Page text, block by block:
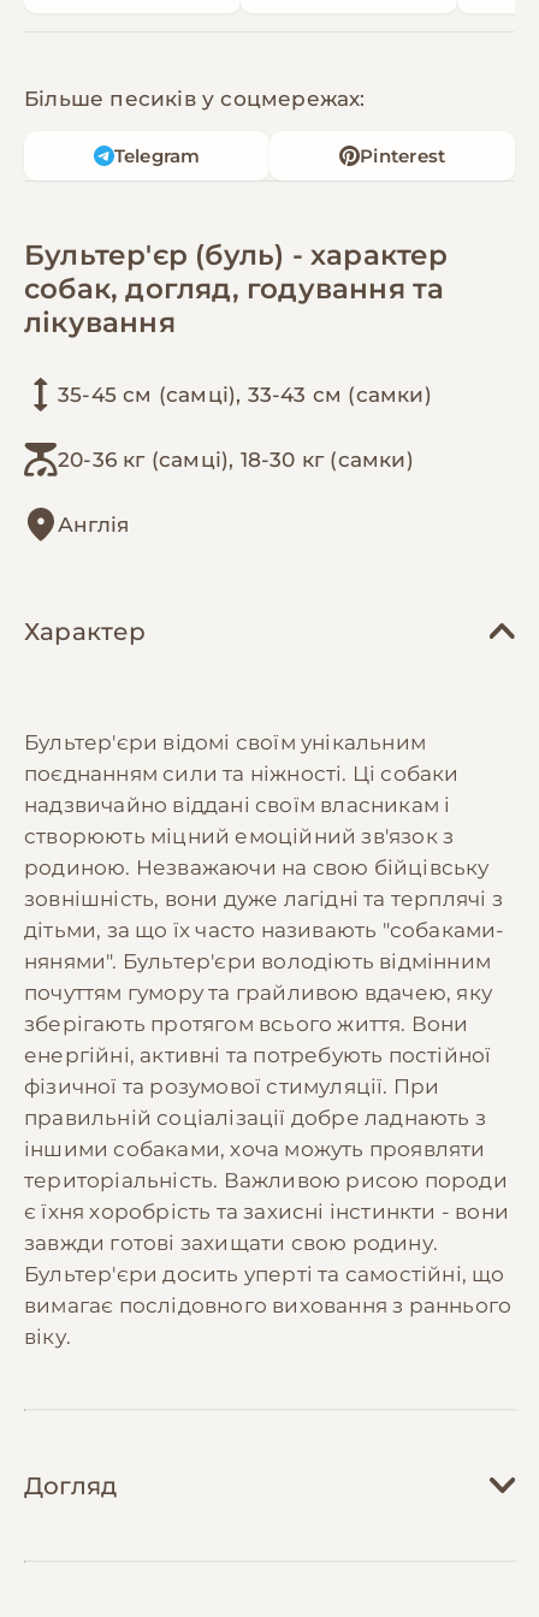
Більше песиків у соцмережах:
Telegram Pinterest
Бультер'єр (буль) - характер
собак, догляд, годування та
лікування
35-45 см (самці), 33-43 см (самки)
20-36 кг (самці), 18-30 кг (самки)
Англія
Характер
Бультер'єри відомі своїм унікальним
поєднанням сили та ніжності. Ці собаки
надзвичайно віддані своїм власникам і
створюють міцний емоційний зв'язок з
родиною. Незважаючи на свою бійцівську
зовнішність, вони дуже лагідні та терплячі з
дітьми, за що їх часто називають "собаками-
нянями". Бультер'єри володіють відмінним
почуттям гумору та грайливою вдачею, яку
зберігають протягом всього життя. Вони
енергійні, активні та потребують постійної
фізичної та розумової стимуляції. При
правильній соціалізації добре ладнають з
іншими собаками, хоча можуть проявляти
територіальність. Важливою рисою породи
є їхня хоробрість та захисні інстинкти - вони
завжди готові захищати свою родину.
Бультер'єри досить уперті та самостійні, що
вимагає послідовного виховання з раннього
віку.
Догляд